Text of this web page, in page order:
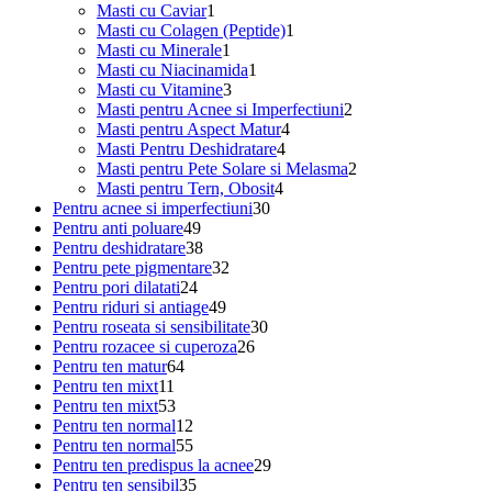
Masti cu Caviar1
produs
Masti cu Colagen (Peptide)1
Masti cu Minerale1
produs
Masti cu Niacinamida1
Masti cu Vitamine33
produse
Masti pentru Acnee si Imperfectiuni2
Masti pentru Aspect Matur44
Masti Pentru Deshidratare44
produse
Masti pentru Pete Solare si Melasma2
Masti pentru Tern, Obosit44
Pentru acnee si imperfectiuni3030
Pentru anti poluare4949
de
produse
Pentru deshidratare3838
de
Pentru pete pigmentare32
Pentru pori dilatati2424
de
produse
Pentru riduri si antiage4949
de
produse
Pentru roseata si sensibilitate3030
Pentru rozacee si cuperoza2626
Pentru ten matur6464
Pentru ten mixt11
produse
Pentru ten mixt5353
de
produse
Pentru ten normal12
produse
Pentru ten normal5555
de
produse
Pentru ten predispus la acnee2929
Pentru ten sensibil3535